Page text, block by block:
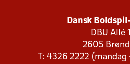
Dansk
DBU Allé 1
2605
T: 4326 2222